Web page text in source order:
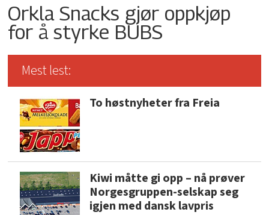
Orkla Snacks gjør oppkjøp
for å styrke BUBS
Mest lest:
To høstnyheter fra Freia
Kiwi måtte gi opp – nå prøver
Norgesgruppen-selskap seg
igjen med dansk lavpris